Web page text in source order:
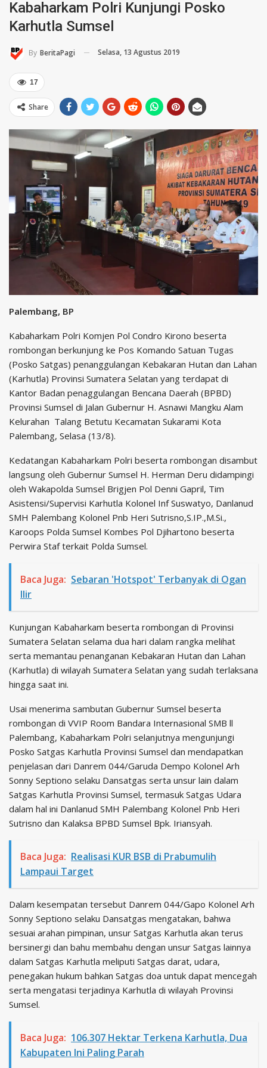
Kabaharkam Polri Kunjungi Posko
Karhutla Sumsel
By BeritaPagi Selasa, 13 Agustus 2019
17
Share
Palembang, BP
Kabaharkam Polri Komjen Pol Condro Kirono beserta
rombongan berkunjung ke Pos Komando Satuan Tugas
(Posko Satgas) penanggulangan Kebakaran Hutan dan Lahan
(Karhutla) Provinsi Sumatera Selatan yang terdapat di
Kantor Badan penaggulangan Bencana Daerah (BPBD)
Provinsi Sumsel di Jalan Gubernur H. Asnawi Mangku Alam
Kelurahan Talang Betutu Kecamatan Sukarami Kota
Palembang, Selasa (13/8).
Kedatangan Kabaharkam Polri beserta rombongan disambut
langsung oleh Gubernur Sumsel H. Herman Deru didampingi
oleh Wakapolda Sumsel Brigjen Pol Denni Gapril, Tim
Asistensi/Supervisi Karhutla Kolonel Inf Suswatyo, Danlanud
SMH Palembang Kolonel Pnb Heri Sutrisno,S.IP.,M.Si.,
Karoops Polda Sumsel Kombes Pol Djihartono beserta
Perwira Staf terkait Polda Sumsel.
Baca Juga: Sebaran 'Hotspot' Terbanyak di Ogan
Ilir
Kunjungan Kabaharkam beserta rombongan di Provinsi
Sumatera Selatan selama dua hari dalam rangka melihat
serta memantau penanganan Kebakaran Hutan dan Lahan
(Karhutla) di wilayah Sumatera Selatan yang sudah terlaksana
hingga saat ini.
Usai menerima sambutan Gubernur Sumsel beserta
rombongan di VVIP Room Bandara Internasional SMB ll
Palembang, Kabaharkam Polri selanjutnya mengunjungi
Posko Satgas Karhutla Provinsi Sumsel dan mendapatkan
penjelasan dari Danrem 044/Garuda Dempo Kolonel Arh
Sonny Septiono selaku Dansatgas serta unsur lain dalam
Satgas Karhutla Provinsi Sumsel, termasuk Satgas Udara
dalam hal ini Danlanud SMH Palembang Kolonel Pnb Heri
Sutrisno dan Kalaksa BPBD Sumsel Bpk. Iriansyah.
Baca Juga: Realisasi KUR BSB di Prabumulih
Lampaui Target
Dalam kesempatan tersebut Danrem 044/Gapo Kolonel Arh
Sonny Septiono selaku Dansatgas mengatakan, bahwa
sesuai arahan pimpinan, unsur Satgas Karhutla akan terus
bersinergi dan bahu membahu dengan unsur Satgas lainnya
dalam Satgas Karhutla meliputi Satgas darat, udara,
penegakan hukum bahkan Satgas doa untuk dapat mencegah
serta mengatasi terjadinya Karhutla di wilayah Provinsi
Sumsel.
Baca Juga: 106.307 Hektar Terkena Karhutla, Dua
Kabupaten Ini Paling Parah